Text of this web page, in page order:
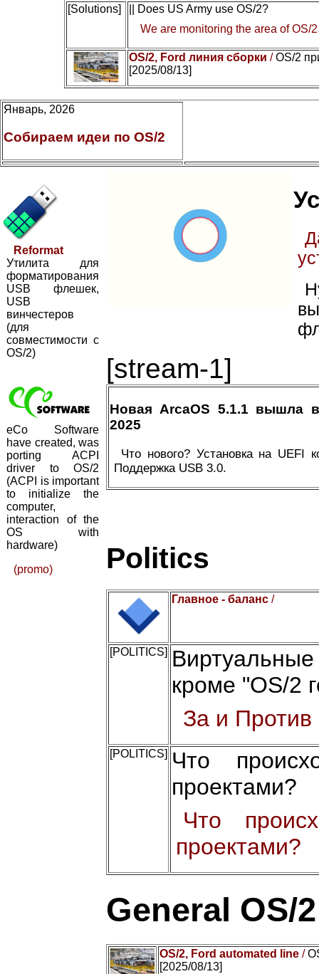
[Solutions]
|| Does US Army use OS/2?
We are monitoring the area of OS/
OS/2, Ford линия сборки /OS/2
[2025/08/13]
Январь, 2026
Собираем идеи по OS/2
Reformat
Утилита для
форматирования
USB флешек,
USB
винчестеров
(для
совместимости с
OS/2)
eCo Software
have created, was
porting ACPI
driver to OS/2
(ACPI is important
to initialize the
computer,
interaction of the
OS with
hardware)
(promo)
[stream-1]
Новая ArcaOS 5.1.1 вышла
2025
Что нового? Установка на UEFI
Поддержка USB 3.0.
Politics
Главное - баланс /
[POLITICS]
кроме "OS/2
За и Против
[POLITICS] Что
проектами?
Что
проектами?
General OS/
OS/2, Ford automated line /
[2025/08/13]